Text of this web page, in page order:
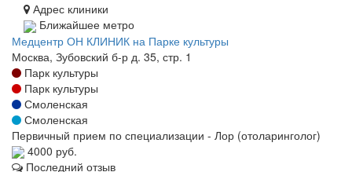
Адрес клиники
Ближайшее метро
Медцентр ОН КЛИНИК на Парке культуры
Москва, Зубовский б-р д. 35, стр. 1
Парк культуры
Парк культуры
Смоленская
Смоленская
Первичный прием по специализации - Лор (отоларинголог)
4000 руб.
Последний отзыв